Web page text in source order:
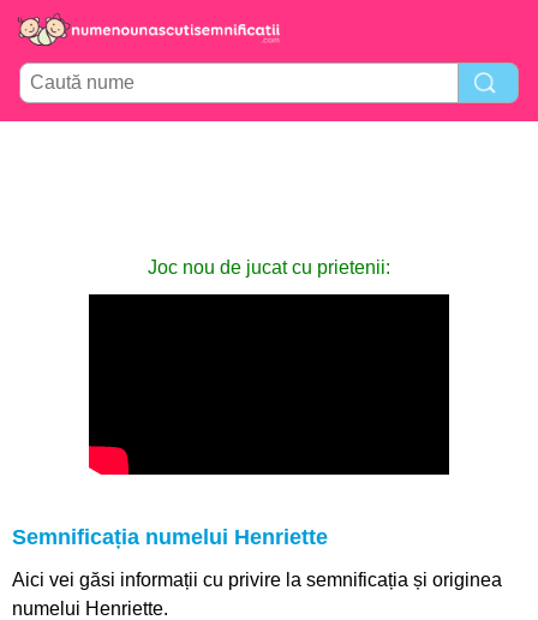
Joc nou de jucat cu prietenii:
Semnificația numelui Henriette
Aici vei găsi informații cu privire la semnificația și originea
numelui Henriette.